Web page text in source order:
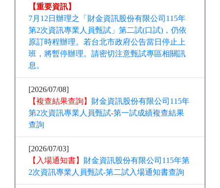
【重要資訊】
7月12日辦理之「財金資訊股份有限公司115年
第2次資訊專業人員甄試」第二試(口試)，仍依
原訂時程辦理。若台北市政府公告當日停止上
班，將暫停辦理。請密切注意甄試專區相關訊
息。
[2026/07/08]
【複查結果查詢】 財金資訊股份有限公司115年
第2次資訊專業人員甄試-第一試成績複查結果
查詢
[2026/07/03]
【入場通知書】 財金資訊股份有限公司115年第
2次資訊專業人員甄試-第二試入場通知書查詢